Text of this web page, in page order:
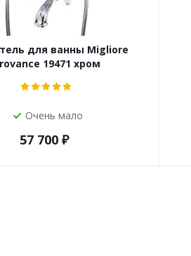
для ванны Migliore
19471 хром
Очень мало
57 700 ₽